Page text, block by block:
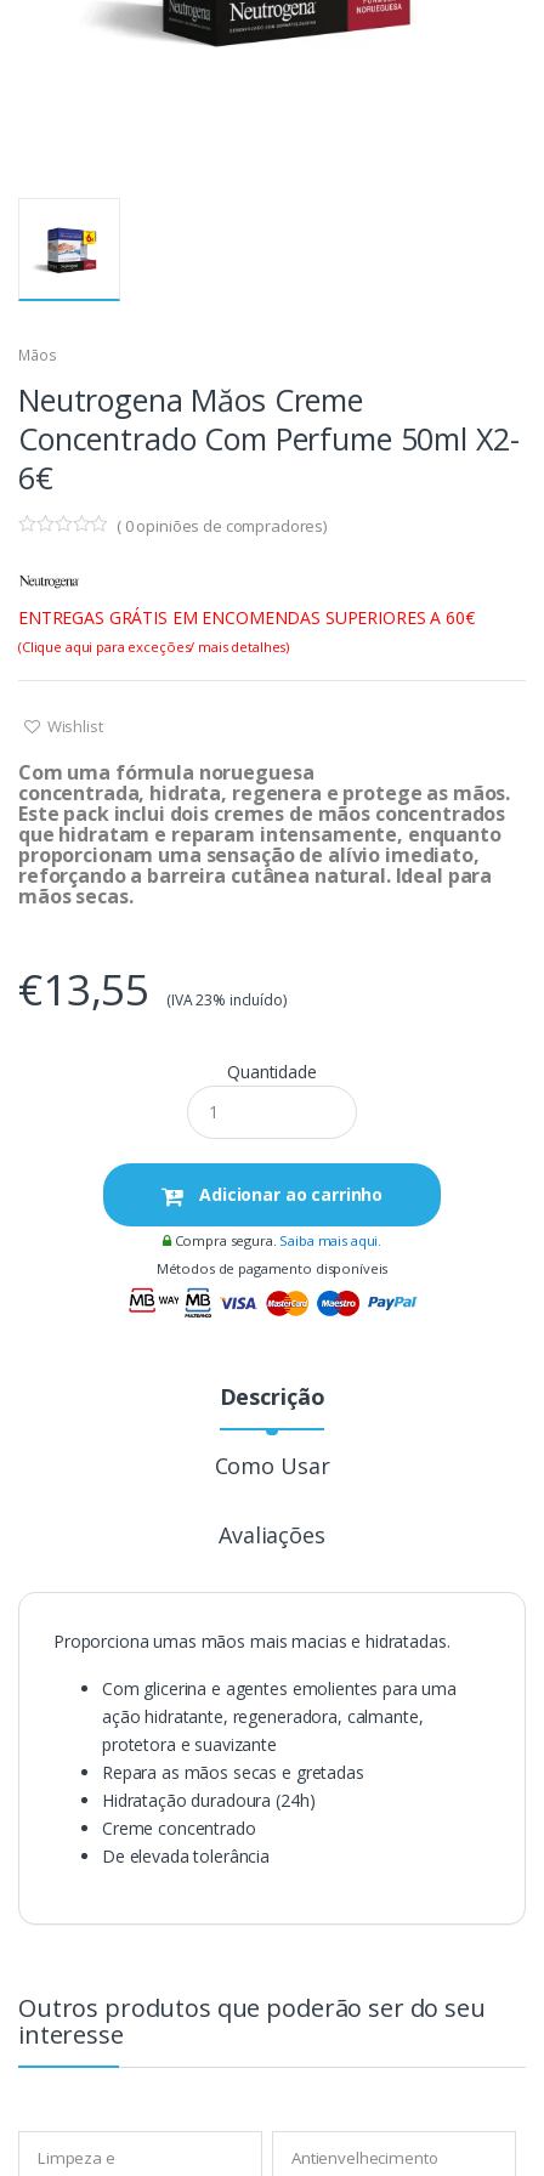
Mãos
Neutrogena Măos Creme
Concentrado Com Perfume 50ml X2-
6€
( 0opiniões de compradores)
ENTREGAS GRÁTIS EM ENCOMENDAS SUPERIORES A 60€
(Clique aqui para exceções/ mais detalhes)
Wishlist
Com uma fórmula norueguesa
concentrada, hidrata, regenera e protege as mãos.
Este pack inclui dois cremes de mãos concentrados
que hidratam e reparam intensamente, enquanto
proporcionam uma sensação de alívio imediato,
reforçando a barreira cutânea natural. Ideal para
mãos secas.
€13,55 (IVA 23% incluído)
Quantidade
Adicionar ao carrinho
Compra segura. Saiba mais aqui.
Métodos de pagamento disponíveis
Descrição
Como Usar
Avaliações
Proporciona umas mãos mais macias e hidratadas.
Com glicerina e agentes emolientes para uma
ação hidratante, regeneradora, calmante,
protetora e suavizante
Repara as mãos secas e gretadas
Hidratação duradoura (24h)
Creme concentrado
De elevada tolerância
Outros produtos que poderão ser do seu
interesse
Limpeza e Antienvelhecimento